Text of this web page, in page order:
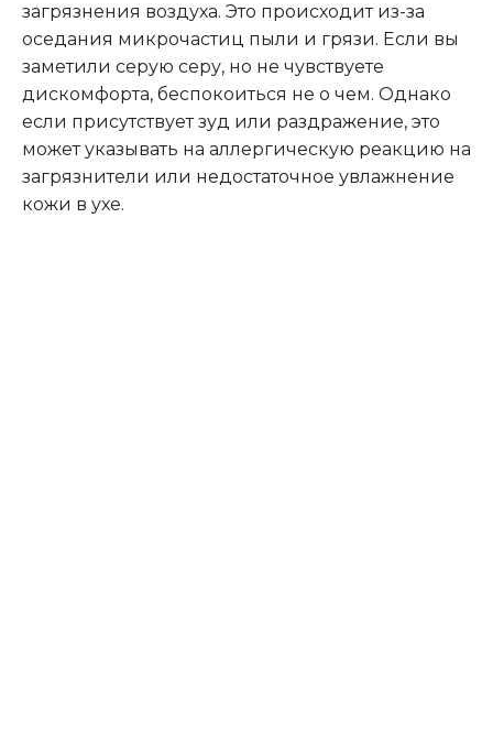
загрязнения воздуха. Это происходит из-за
оседания микрочастиц пыли и грязи. Если вы
заметили серую серу, но не чувствуете
дискомфорта, беспокоиться не о чем. Однако
если присутствует зуд или раздражение, это
может указывать на аллергическую реакцию на
загрязнители или недостаточное увлажнение
кожи в ухе.